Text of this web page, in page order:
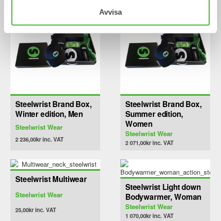
Avvisa
Steelwrist Wear
Steelwrist Brand Box,
Winter edition, Men
2 236,00krinc. VAT
has
variants.
The
options
chosen
on
the
product
page
Steelwrist Wear
Steelwrist Brand Box,
Summer edition,
Women
2 071,00krinc. VAT
This
has
variants.
The
options
chosen
on
the
product
page
Steelwrist Wear
Steelwrist Multiwear
25,00krinc. VAT Steelwrist Wear
Steelwrist Light down
Bodywarmer, Woman
1 070,00krinc. VAT
This
product
has
multiple
variants.
The